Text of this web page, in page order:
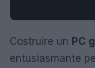
Costruire un PC
entusiasmante